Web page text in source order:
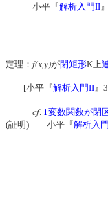
小平『解析入門II
定理： f(x,y)が閉矩形K上
[小平『解析入門II 』
cf. 1変数関数が閉
(証明) 小平『解析入